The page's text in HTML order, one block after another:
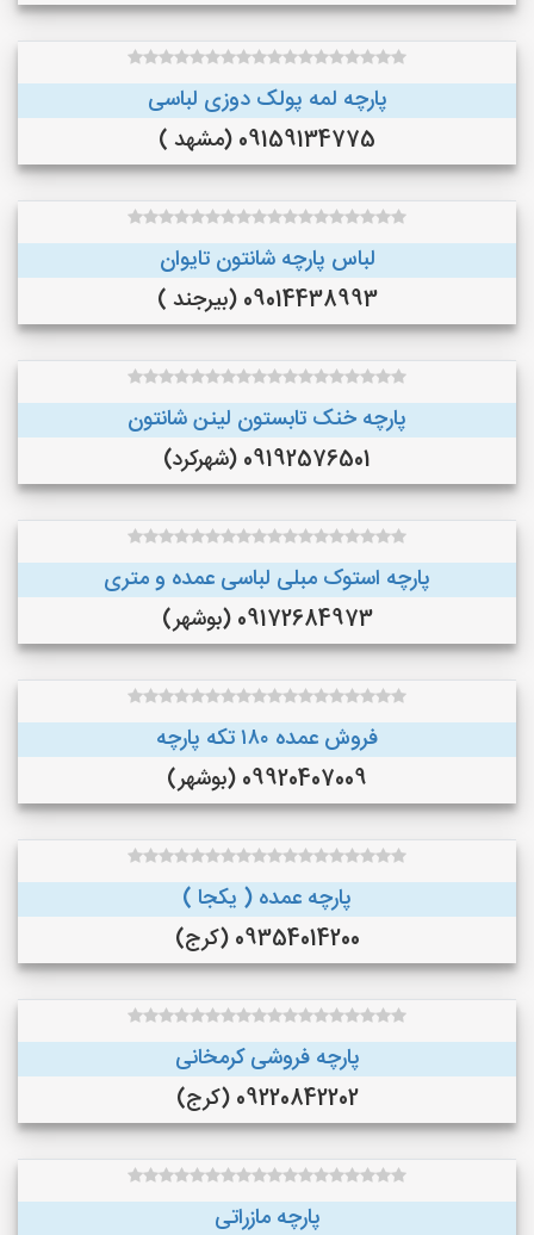
پارچه لمه پولک دوزی لباسی
09159134775 (مشهد )
لباس پارچه شانتون تایوان
09014438993 (بیرجند )
پارچه خنک تابستون لینن شانتون
09192576501 (شهرکرد)
پارچه استوک مبلی لباسی عمده و متری
09172684973 (بوشهر)
فروش عمده ۱۸۰ تکه پارچه
09920407009 (بوشهر)
پارچه عمده ( یکجا )
09354014200 (کرج)
پارچه فروشی کرمخانی
09220842202 (کرج)
پارچه مازراتی